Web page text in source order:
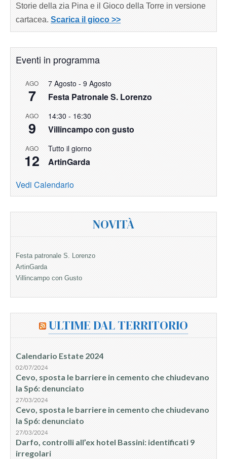
Storie della zia Pina e il Gioco della Torre in versione
cartacea. Scarica il gioco >>
Eventi in programma
AGO
7
7 Agosto - 9 Agosto
Festa Patronale S. Lorenzo
AGO
9
14:30 - 16:30
Villincampo con gusto
AGO
12
Tutto il giorno
ArtinGarda
Vedi Calendario
NOVITÀ
Festa patronale S. Lorenzo
ArtinGarda
Villincampo con Gusto
ULTIME DAL TERRITORIO
Calendario Estate 2024
02/07/2024
Cevo, sposta le barriere in cemento che chiudevano
la Sp6: denunciato
27/03/2024
Cevo, sposta le barriere in cemento che chiudevano
la Sp6: denunciato
27/03/2024
Darfo, controlli all’ex hotel Bassini: identificati 9
irregolari